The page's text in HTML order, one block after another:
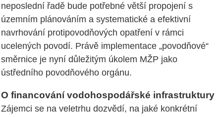
neposlední řadě bude potřebné větší propojení s
územním plánováním a systematické a efektivní
navrhování protipovodňových opatření v rámci
ucelených povodí. Právě implementace „povodňové“
směrnice je nyní důležitým úkolem MŽP jako
ústředního povodňového orgánu.
O financování vodohospodářské infrastruktury
Zájemci se na veletrhu dozvědí, na jaké konkrétní